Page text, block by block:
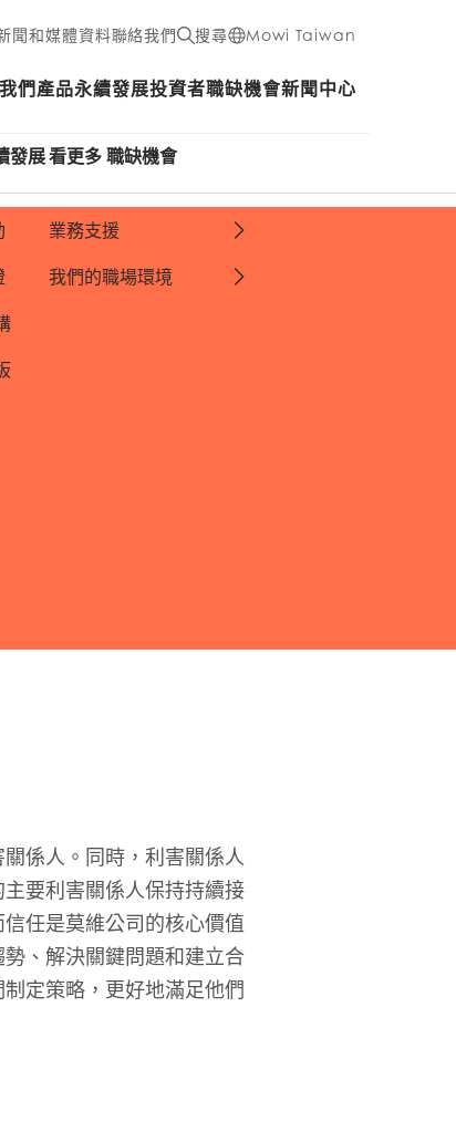
聞和媒體資料聯絡我們 搜尋 Mowi Taiwan
們 產品永續發展
發展
投資者職缺機會
看更多 職缺機會
業務支援
我們的職場環境
新聞中心
係人。同時，利害關係人
要利害關係人保持持續接
任是莫維公司的核心價值
、解決關鍵問題和建立合
定策略，更好地滿足他們